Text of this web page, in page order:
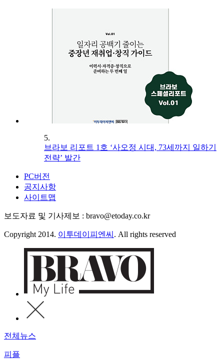
5.
브라보 리포트 1호 ‘사오정 시대, 73세까지 일하기
전략’ 발간
PC버전
공지사항
사이트맵
보도자료 및 기사제보 : bravo@etoday.co.kr
Copyright 2014. 이투데이피엔씨 . All rights reserved
전체뉴스
피플